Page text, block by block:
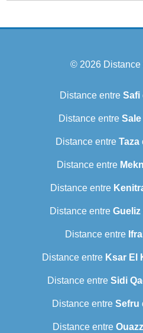
© 2026
Distance entre Safi
Distance entre Sale
Distance entre Taza
Distance entre
Distance entre
Distance entre Gueliz
Distance entre
Distance entre Ksar El
Distance entre Sidi
Distance entre Sefru
Distance entre